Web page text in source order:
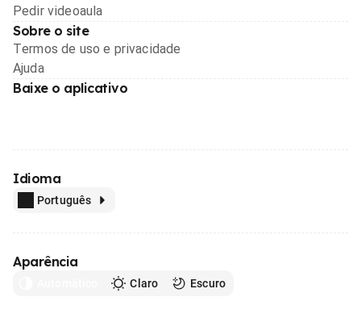
Pedir videoaula
Sobre o site
Termos de uso e privacidade
Ajuda
Baixe o aplicativo
Idioma
Português
Aparência
Claro Escuro